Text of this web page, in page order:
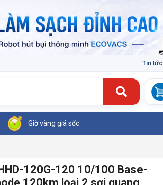
Tin tức
Giờ vàng giá sốc
120G-120 10/100 Base-